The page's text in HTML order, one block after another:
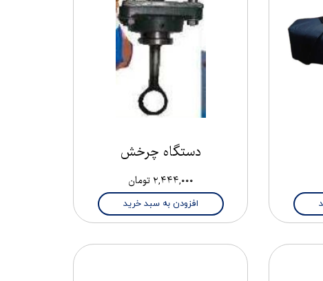
دستگاه چرخش
۲,۴۴۴,۰۰۰ تومان
افزودن به سبد خرید